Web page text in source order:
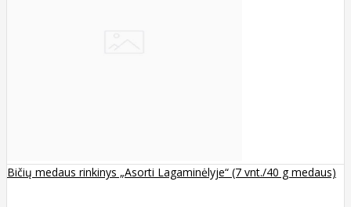
Bičių medaus rinkinys „Asorti Lagaminėlyje“ (7 vnt./40 g medaus)